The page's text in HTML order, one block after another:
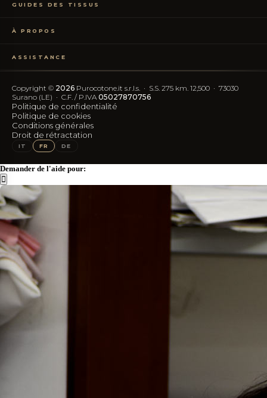
Linge de Table
Vêtements de Maison
GUIDES DES TISSUS
Percale ou Satin ?
TC300 vs Coton Égyptien
À PROPOS
Notre artisanat
Certification OEKO-TEX
Blog
Avis Trustpilot
ASSISTANCE
FAQ
Frais d'expédition
SUIVEZ-NOUS
IG FB
Copyright © 2026 Purocotone.it s.r.l.s. · S.S. 275 km. 12,500 · 73030
Surano (LE) · C.F. / P.IVA 05027870756
Politique de confidentialité
Politique de cookies
Conditions générales
Droit de rétractation
IT FR DE
Demander de l'aide pour: